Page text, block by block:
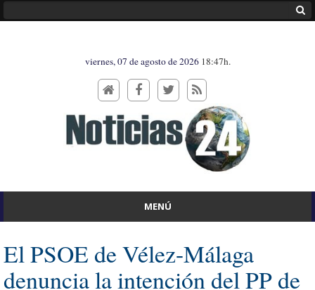
viernes, 07 de agosto de 2026 18:47h.
MENÚ
El PSOE de Vélez-Málaga
denuncia la intención del PP de